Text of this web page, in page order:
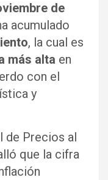
de
acumulado
, la cual es
más alta en
con el
y
de Precios al
que la cifra